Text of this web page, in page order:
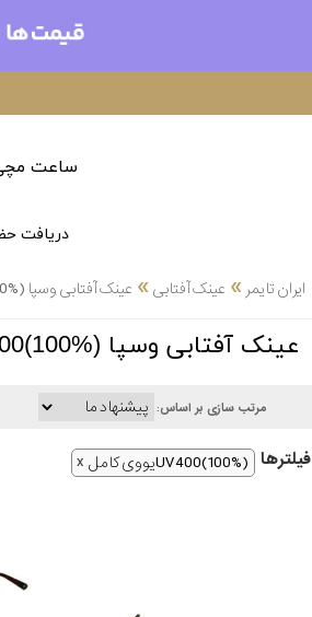
ساعت
دریافت
ایران تایمر » عینک آفتابی» عینک آفتابی وسپا Vespa UV400(100%)یووی کامل
عینک آفتابی وسپا Vespa UV400(100%)یووی کامل
مرتب سازی بر اساس:
فیلتر‌ها UV400(100%)یووی کامل